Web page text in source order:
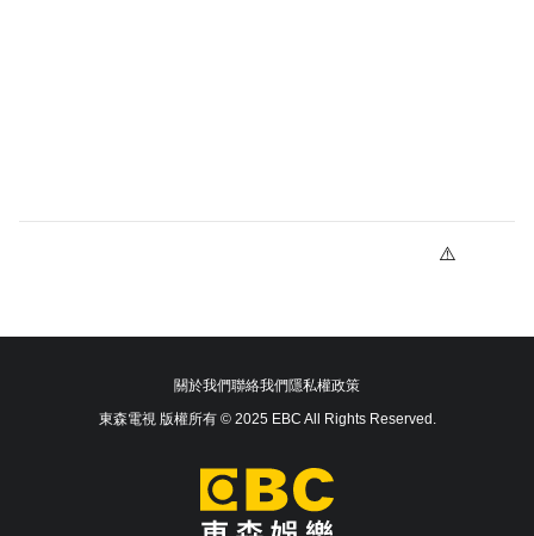
關於我們聯絡我們隱私權政策
東森電視 版權所有 © 2025 EBC All Rights Reserved.